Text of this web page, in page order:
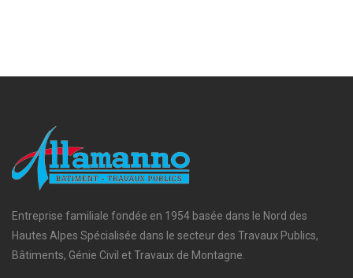
Entreprise familiale fondée en 1954 basée dans le Nord des
Hautes Alpes Spécialisée dans le secteur des Travaux Publics,
Bâtiments, Génie Civil et Travaux de Montagne.